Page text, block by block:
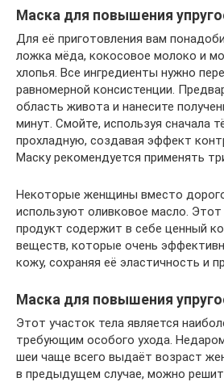
Маска для повышения
Для её приготовления вам
ложка мёда, кокосовое молоко и
хлопья. Все ингредиенты нужно
равномерной консистенции.
область живота и нанесите
минут. Смойте, используя сначала
прохладную, создавая эффект
Маску рекомендуется применять
Некоторые женщины вместо
используют оливковое масло. Этот
продукт содержит в себе ценный
веществ, которые очень
кожу, сохраняя её эластичность и
Маска для повышения
Этот участок тела является
требующим особого ухода.
шеи чаще всего выдаёт возраст
в предыдущем случае, можно